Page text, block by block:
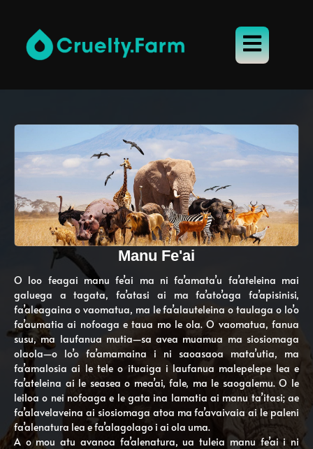
Manu Fe'ai
O loo feagai manu fe’ai ma ni fa’amata’u fa’ateleina mai
galuega a tagata, fa’atasi ai ma fa’ato’aga fa’apisinisi,
fa’aleagaina o vaomatua, ma le fa’alauteleina o taulaga o lo’o
fa’aumatia ai nofoaga e taua mo le ola. O vaomatua, fanua
susu, ma laufanua mutia—sa avea muamua ma siosiomaga
olaola—o lo’o fa’amamaina i ni saoasaoa mata’utia, ma
fa’amalosia ai le tele o ituaiga i laufanua malepelepe lea e
fa’ateleina ai le seasea o mea’ai, fale, ma le saogalemu. O le
leiloa o nei nofoaga e le gata ina lamatia ai manu ta’itasi; ae
fa’alavelaveina ai siosiomaga atoa ma fa’avaivaia ai le paleni
fa’alenatura lea e fa’alagolago i ai ola uma.
A o mou atu avanoa fa’alenatura, ua tuleia manu fe’ai i ni